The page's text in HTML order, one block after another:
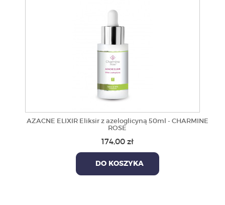
AZACNE ELIXIR Eliksir z azeloglicyną 50ml - CHARMINE
ROSE
174,00 zł
DO KOSZYKA